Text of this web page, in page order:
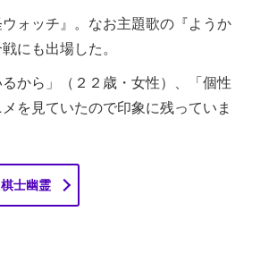
ォッチ』。なお主題歌の『ようか
にも出場した。
から」（２２歳・女性）、「個性
を見ていたので印象に残っていま
士幽霊